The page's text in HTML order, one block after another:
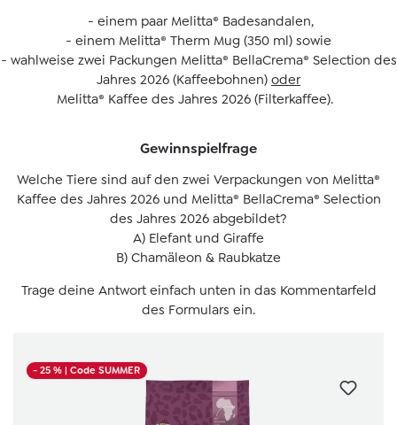
- einem paar Melitta® Badesandalen,
- einem Melitta® Therm Mug (350 ml) sowie
- wahlweise zwei Packungen Melitta® BellaCrema® Selection des
Jahres 2026 (Kaffeebohnen) oder
Melitta® Kaffee des Jahres 2026 (Filterkaffee).
Gewinnspielfrage
Welche Tiere sind auf den zwei Verpackungen von Melitta®
Kaffee des Jahres 2026 und Melitta® BellaCrema® Selection
des Jahres 2026 abgebildet?
A) Elefant und Giraffe
B) Chamäleon & Raubkatze
Trage deine Antwort einfach unten in das Kommentarfeld
des Formulars ein.
- 25 %| Code SUMMER